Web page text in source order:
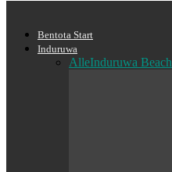
Bentota Start
Induruwa
AlleInduruwa Beach